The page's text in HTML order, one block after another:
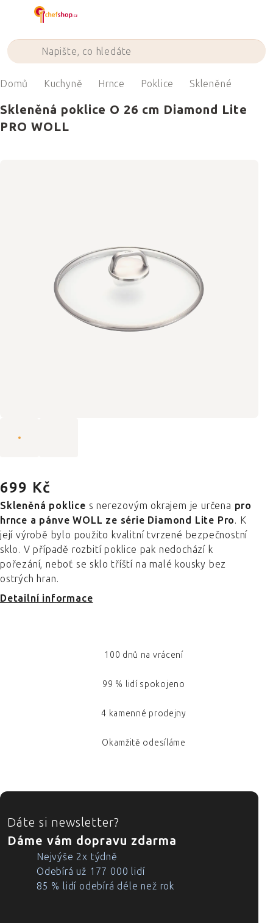
Domů Kuchyně Hrnce Poklice Skleněné
Skleněná poklice O 26 cm Diamond Lite
PRO WOLL
699 Kč
Skleněná poklice s nerezovým okrajem je určena pro
hrnce a pánve WOLL ze série Diamond Lite Pro. K
její výrobě bylo použito kvalitní tvrzené bezpečnostní
sklo. V případě rozbití poklice pak nedochází k
pořezání, neboť se sklo tříští na malé kousky bez
ostrých hran.
Detailní informace
100 dnů na vrácení
99 % lidí spokojeno
4 kamenné prodejny
Okamžitě odesíláme
ZÁPATÍ
Dáte si newsletter?
Dáme vám dopravu zdarma
Nejvýše 2x týdně
Odebírá už 177 000 lidí
85 % lidí odebírá déle než rok